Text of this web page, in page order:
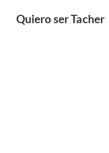
Quiero ser Tacher